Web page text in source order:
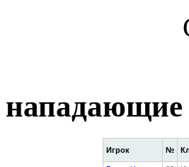
нападающие
Игрок №